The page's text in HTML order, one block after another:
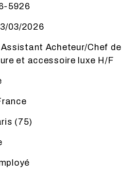
5926
03/2026
Acheteur/Chef de
et accessoire luxe H/F
(75)